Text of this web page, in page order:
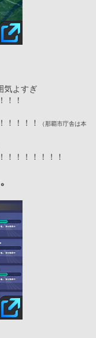
気よすぎ
！！
！！！！
（那覇市庁舎は本
！！！！！！！